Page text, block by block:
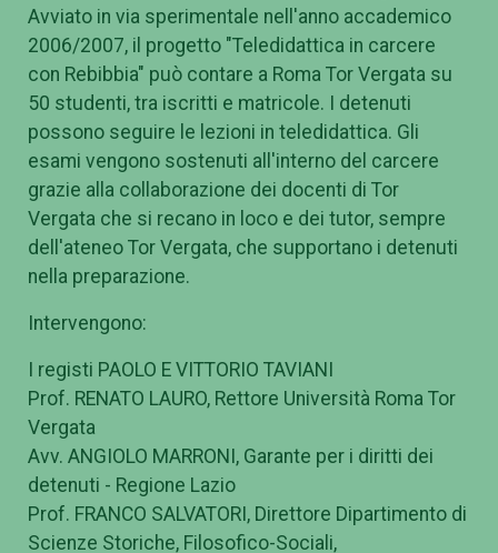
Avviato in via sperimentale nell'anno accademico
2006/2007, il progetto "Teledidattica in carcere
con Rebibbia" può contare a Roma Tor Vergata su
50 studenti, tra iscritti e matricole. I detenuti
possono seguire le lezioni in teledidattica. Gli
esami vengono sostenuti all'interno del carcere
grazie alla collaborazione dei docenti di Tor
Vergata che si recano in loco e dei tutor, sempre
dell'ateneo Tor Vergata, che supportano i detenuti
nella preparazione.
Intervengono:
I registi PAOLO E VITTORIO TAVIANI
Prof. RENATO LAURO, Rettore Università Roma Tor
Vergata
Avv. ANGIOLO MARRONI, Garante per i diritti dei
detenuti - Regione Lazio
Prof. FRANCO SALVATORI, Direttore Dipartimento di
Scienze Storiche, Filosofico-Sociali,